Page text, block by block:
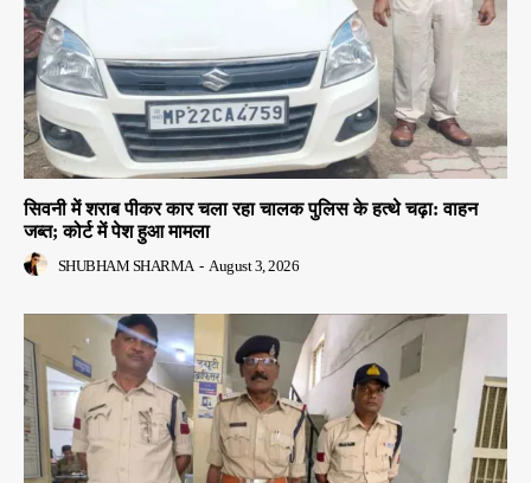
सिवनी में शराब पीकर कार चला रहा चालक पुलिस के हत्थे चढ़ा: वाहन
जब्त; कोर्ट में पेश हुआ मामला
SHUBHAM SHARMA - August 3, 2026